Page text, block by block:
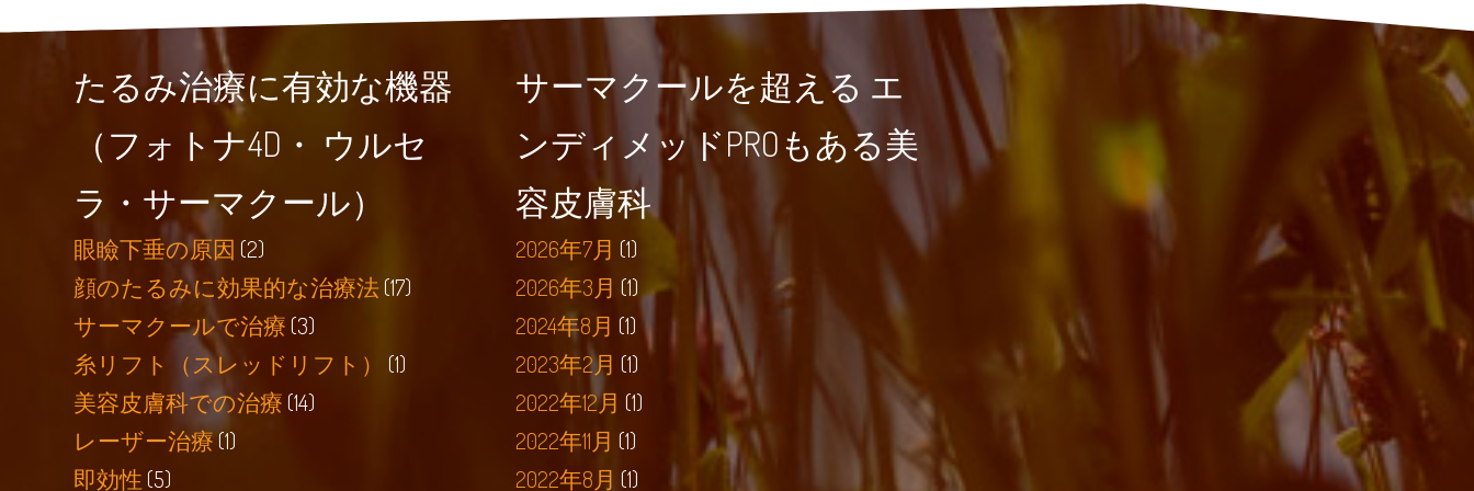
たるみ治療に有効な機器
（フォトナ4D・ ウルセ
ラ・サーマクール）
眼瞼下垂の原因 (2)
顔のたるみに効果的な治療法(17)
サーマクールで治療(3)
糸リフト（スレッドリフト）
(1)
美容皮膚科での治療(14)
レーザー治療(1)
即効性(5)
サーマクールを超える エ
ンディメッドPROもある美
容皮膚科
2026年7月 (1)
2026年3月 (1)
2024年8月 (1)
2023年2月 (1)
2022年12月 (1)
2022年11月 (1)
2022年8月 (1)